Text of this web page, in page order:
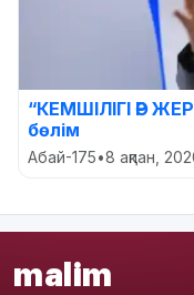
“КЕМШІЛІГІ ӘР
бөлім
Абай-175•8 ақпан,
malim